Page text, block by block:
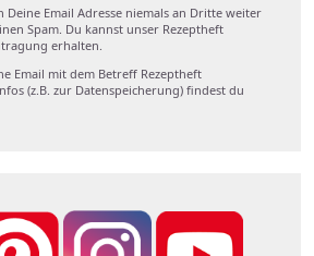
Deine Email Adresse niemals an Dritte weiter
Spam. Du kannst unser Rezeptheft
erhalten.
Email mit dem Betreff Rezeptheft
(z.B. zur Datenspeicherung) findest du